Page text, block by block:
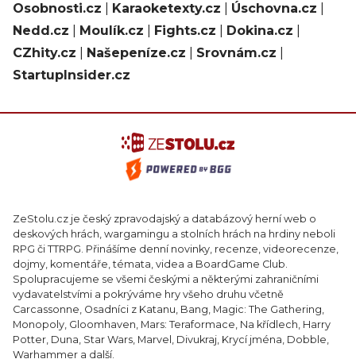
Osobnosti.cz
Karaoketexty.cz Úschovna.cz
Nedd.cz
Moulík.cz Fights.cz Dokina.cz
CZhity.cz
Našepeníze.cz Srovnám.cz
StartupInsider.cz
ZeStolu.cz je český zpravodajský a databázový herní web o
deskových hrách, wargamingu a stolních hrách na hrdiny neboli
RPG či TTRPG. Přinášíme denní novinky, recenze, videorecenze,
dojmy, komentáře, témata, videa a BoardGame Club.
Spolupracujeme se všemi českými a některými zahraničními
vydavatelstvími a pokrýváme hry všeho druhu včetně
Carcassonne, Osadníci z Katanu, Bang, Magic: The Gathering,
Monopoly, Gloomhaven, Mars: Teraformace, Na křídlech, Harry
Potter, Duna, Star Wars, Marvel, Divukraj, Krycí jména, Dobble,
Warhammer a další.